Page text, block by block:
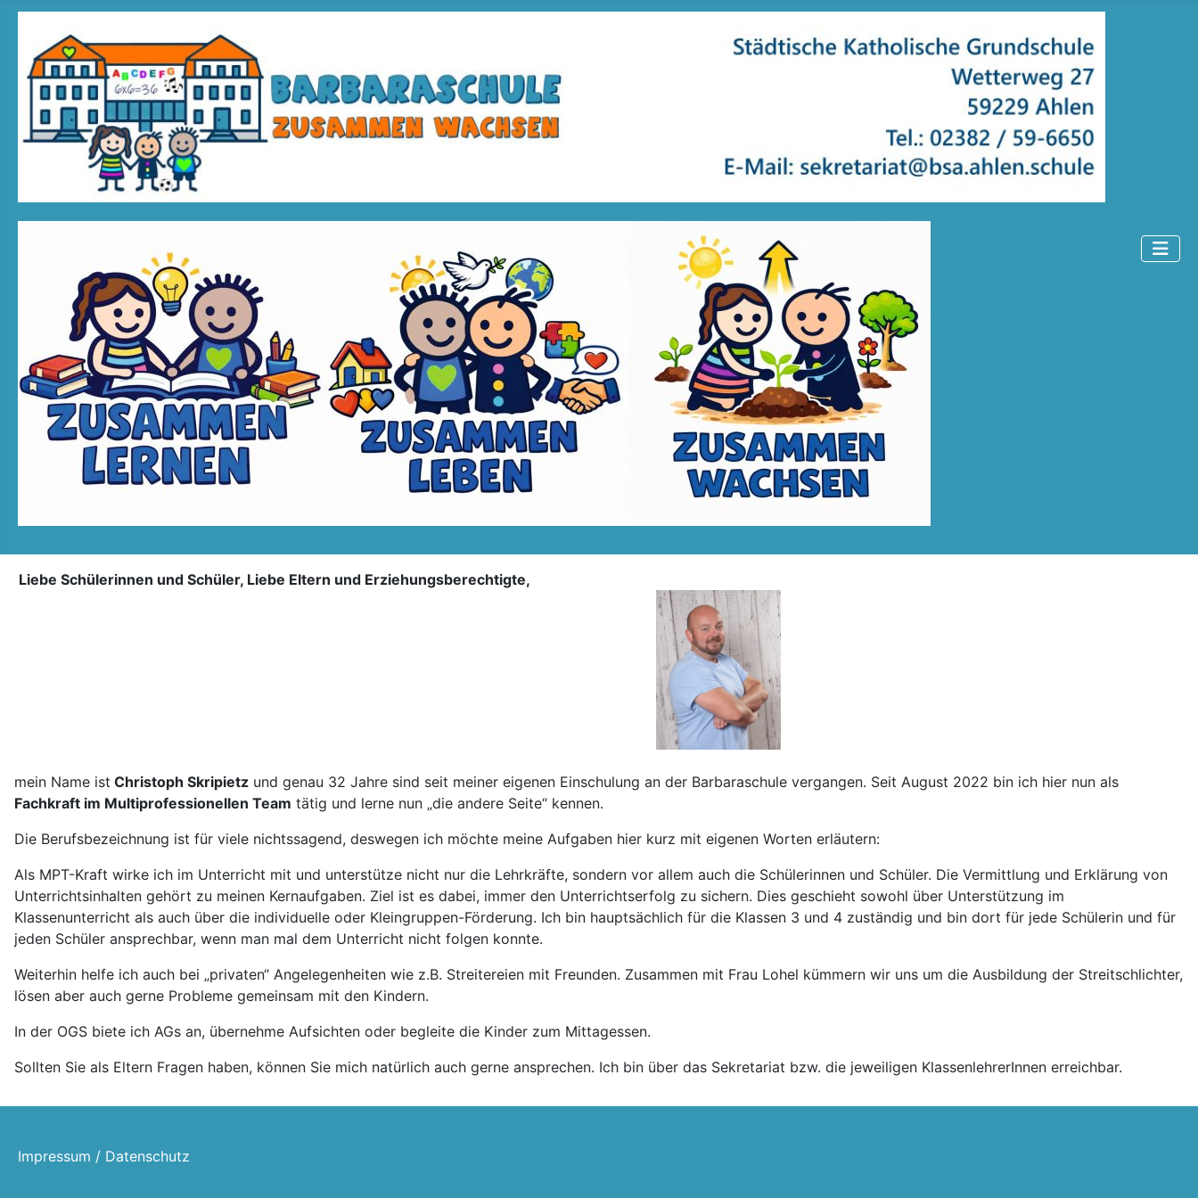
Liebe Schülerinnen und Schüler, Liebe Eltern und Erziehungsberechtigte,
mein Name ist Christoph Skripietz und genau 32 Jahre sind seit meiner eigenen Einschulung an der Barbaraschule vergangen. Seit August 2022 bin ich hier nun als
Fachkraft im Multiprofessionellen Team tätig und lerne nun „die andere Seite“ kennen.
Die Berufsbezeichnung ist für viele nichtssagend, deswegen ich möchte meine Aufgaben hier kurz mit eigenen Worten erläutern:
Als MPT-Kraft wirke ich im Unterricht mit und unterstütze nicht nur die Lehrkräfte, sondern vor allem auch die Schülerinnen und Schüler. Die Vermittlung und Erklärung von
Unterrichtsinhalten gehört zu meinen Kernaufgaben. Ziel ist es dabei, immer den Unterrichtserfolg zu sichern. Dies geschieht sowohl über Unterstützung im
Klassenunterricht als auch über die individuelle oder Kleingruppen-Förderung. Ich bin hauptsächlich für die Klassen 3 und 4 zuständig und bin dort für jede Schülerin und für
jeden Schüler ansprechbar, wenn man mal dem Unterricht nicht folgen konnte.
Weiterhin helfe ich auch bei „privaten“ Angelegenheiten wie z.B. Streitereien mit Freunden. Zusammen mit Frau Lohel kümmern wir uns um die Ausbildung der Streitschlichter,
lösen aber auch gerne Probleme gemeinsam mit den Kindern.
In der OGS biete ich AGs an, übernehme Aufsichten oder begleite die Kinder zum Mittagessen.
Sollten Sie als Eltern Fragen haben, können Sie mich natürlich auch gerne ansprechen. Ich bin über das Sekretariat bzw. die jeweiligen KlassenlehrerInnen erreichbar.
Impressum / Datenschutz